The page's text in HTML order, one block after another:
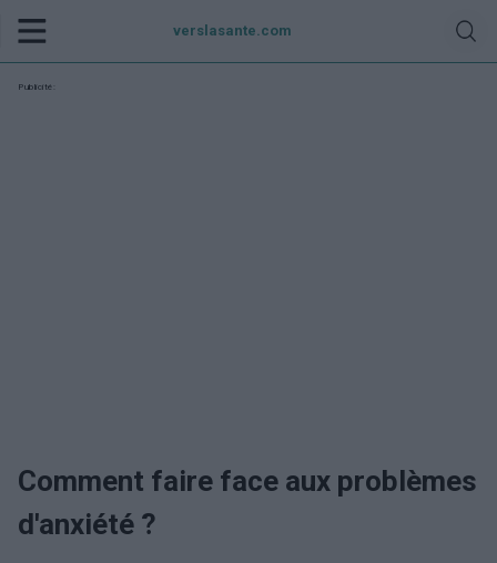
verslasante.com
Publicité:
Comment faire face aux problèmes
d'anxiété ?